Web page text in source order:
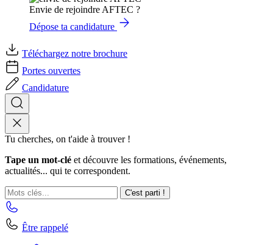
Envie de rejoindre AFTEC ?
Dépose ta candidature
Téléchargez notre brochure
Portes ouvertes
Candidature
Tu cherches, on t'aide à trouver !
Tape un mot-clé et découvre les formations, événements,
actualités... qui te correspondent.
C'est parti !
Être rappelé